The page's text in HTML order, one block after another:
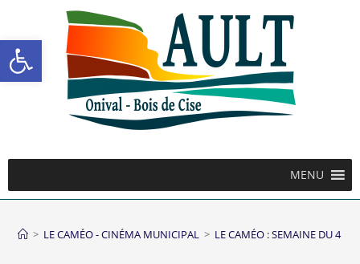
Ouvrir la barre d’outils
MENU
> LE CAMÉO - CINÉMA MUNICIPAL > LE CAMÉO : SEMAINE DU 4